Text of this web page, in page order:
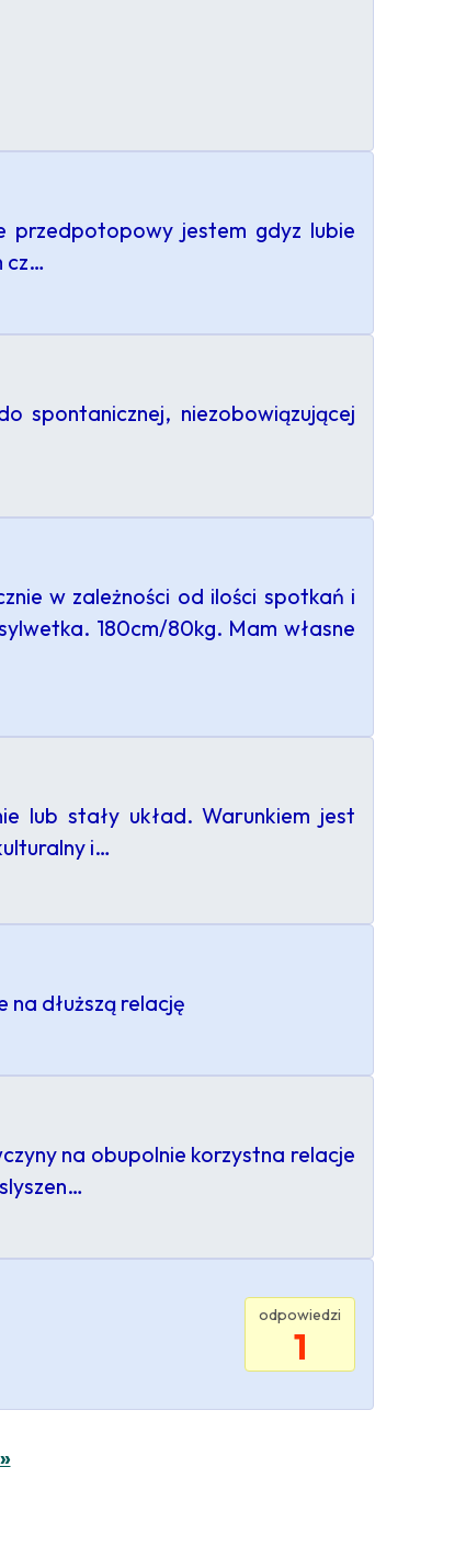
przedpotopowy jestem gdyz lubie
cz…
spontanicznej, niezobowiązującej
w zależności od ilości spotkań i
180cm/80kg. Mam własne
lub stały układ. Warunkiem jest
i…
dłuższą relację
na obupolnie korzystna relacje
odpowiedzi
1